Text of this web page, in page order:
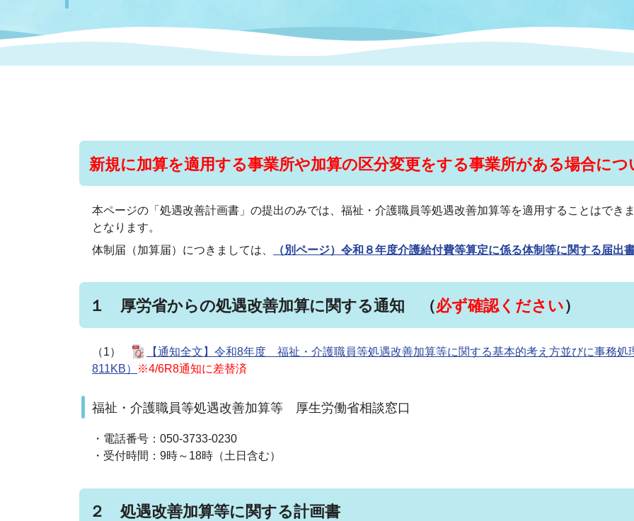
いわき市女性活躍推進ポータ
雇用・労働
いわき市へのアクセス いわき市立美術館
公売 市の制度 監査
監査委員 農業委員会
市民意見募集(パブリック
メント)
ご意見・ご質問
新規に加算を適用する事業所や加算の区分変更をする事業所がある場合につ
本ページの「処遇改善計画書」の提出のみでは、福祉・介護職員等処遇改善加算等を適用することはでき
となります。
体制届（加算届）につきましては、
（別ページ）令和８年度介護給付費等算定に係る体制等に関する届出
１ 厚労省からの処遇改善加算に関する通知 （必ず確認ください）
（1）
【通知全文】令和8年度 福祉・介護職員等処遇改善加算等に関する基本的考え方並びに事務
811KB）
※4/6R8通知に差替済
福祉・介護職員等処遇改善加算等 厚生労働省相談窓口
・電話番号：050-3733-0230
・受付時間：9時～18時（土日含む）
２ 処遇改善加算等に関する計画書